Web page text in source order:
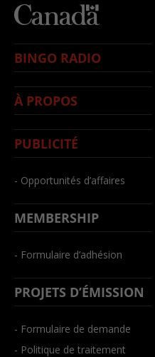
BINGO RADIO
À PROPOS
PUBLICITÉ
- Opportunités d’affaires
MEMBERSHIP
- Formulaire d’adhésion
PROJETS D’ÉMISSION
- Formulaire de demande
- Politique de traitement